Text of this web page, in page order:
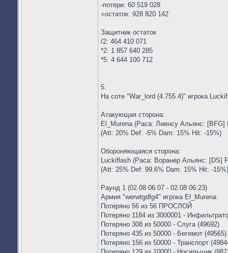
-потери: 60 519 028
=остаток: 928 820 142
Защитник остаток
/2: 464 410 071
*2: 1 857 640 285
*5: 4 644 100 712
5.
На соте "War_lord (4.755.4)" игрока
Атакующая сторона:
El_Murena (Раса: Лиенсу Альянс:
(Att: 20% Def: -5% Dam: 15% Hit: -15%)
Обороняющаяся сторона:
Luckiflash (Раса: Воранер Альянс: [DS]
(Att: 25% Def: 99.6% Dam: 15% Hit: -15%)
Раунд 1 (02.08 06:07 - 02.08 06:23)
Армия "werwtgdfg4" игрока El_Murena
Потеряно 56 из 56 ПРОСЛОЙ
Потеряно 1184 из 3000001 -
Потеряно 308 из 50000 - Слуга (49692)
Потеряно 435 из 50000 - Бегемот (49565)
Потеряно 156 из 50000 - Транспорт